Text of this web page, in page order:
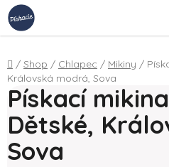
Přejít na obsah
Domů
/ Shop / Chlapec / Mikiny /
Královská modrá, Sova
Pískací
Dětské,
Sova